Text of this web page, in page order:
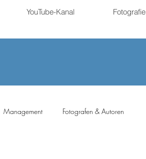
YouTube-Kanal Fotografie
Management Fotografen & Autoren